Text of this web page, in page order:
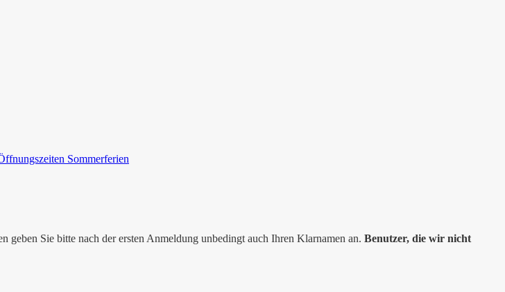
Sommerferien
geben Sie bitte nach der ersten Anmeldung unbedingt auch Ihren Klarnamen an. Benutzer, die wir nicht